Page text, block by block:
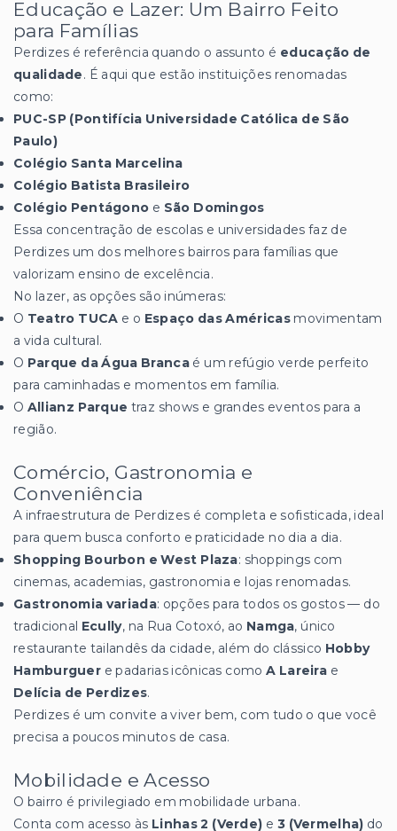
Educação e Lazer: Um Bairro Feito
para Famílias
Perdizes é referência quando o assunto é educação de
qualidade. É aqui que estão instituições renomadas
como:
PUC-SP (Pontifícia Universidade Católica de São
Paulo)
Colégio Santa Marcelina
Colégio Batista Brasileiro
Colégio Pentágono e São Domingos
Essa concentração de escolas e universidades faz de
Perdizes um dos melhores bairros para famílias que
valorizam ensino de excelência.
No lazer, as opções são inúmeras:
O Teatro TUCA e o Espaço das Américasmovimentam
a vida cultural.
O Parque da Água Brancaé um refúgio verde perfeito
para caminhadas e momentos em família.
O Allianz Parque traz shows e grandes eventos para a
região.
Comércio, Gastronomia e
Conveniência
A infraestrutura de Perdizes é completa e sofisticada, ideal
para quem busca conforto e praticidade no dia a dia.
Shopping Bourbon e West Plaza: shoppings com
cinemas, academias, gastronomia e lojas renomadas.
Gastronomia variada: opções para todos os gostos — do
tradicional Ecully, na Rua Cotoxó, ao Namga, único
restaurante tailandês da cidade, além do clássico Hobby
Hamburguer e padarias icônicas comoA Lareira e
Delícia de Perdizes.
Perdizes é um convite a viver bem, com tudo o que você
precisa a poucos minutos de casa.
Mobilidade e Acesso
O bairro é privilegiado em mobilidade urbana.
Conta com acesso às Linhas 2 (Verde) e 3 (Vermelha) do